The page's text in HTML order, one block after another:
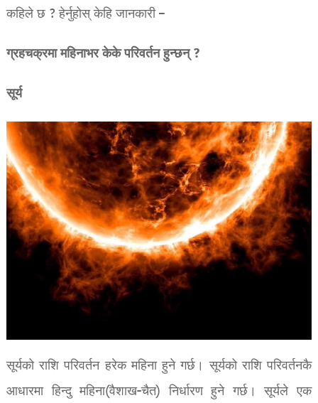
कहिले छ ? हेर्नुहोस् केहि जानकारी –
ग्रहचक्रमा महिनाभर केके परिवर्तन हुन्छन् ?
सूर्य
सूर्यको राशि परिवर्तन हरेक महिना हुने गर्छ। सूर्यको राशि परिवर्तनकै
आधारमा हिन्दु महिना(वैशाख-चैत) निर्धारण हुने गर्छ। सूर्यले एक